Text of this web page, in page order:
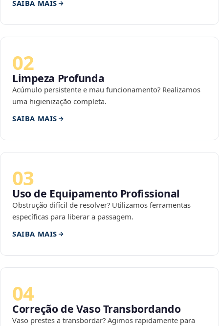
SAIBA MAIS
02
Limpeza Profunda
Acúmulo persistente e mau funcionamento? Realizamos
uma higienização completa.
SAIBA MAIS
03
Uso de Equipamento Profissional
Obstrução difícil de resolver? Utilizamos ferramentas
específicas para liberar a passagem.
SAIBA MAIS
04
Correção de Vaso Transbordando
Vaso prestes a transbordar? Agimos rapidamente para